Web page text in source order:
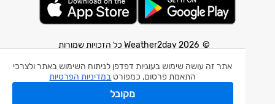
אתר זה עושה שימוש בעוגיות דפדפן לניתוח השימוש באתר ולצרכי
התאמת פרסום, כמפורט במדיניות הפרטיות
מקובל
© 2026 Weather2day כל הזכויות שמורות
אפליקצית מזג אוויר
אפליקצית רעידת אדמה
אפליקצית מכ"ם גשם